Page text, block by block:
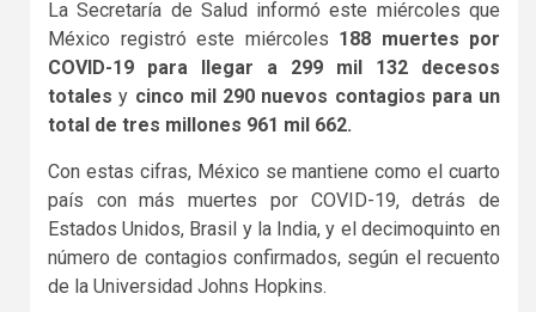
La Secretaría de Salud informó este miércoles que
México registró este miércoles 188 muertes por
COVID-19 para llegar a 299 mil 132 decesos
totales y cinco mil 290 nuevos contagios para un
total de tres millones 961 mil 662.
Con estas cifras, México se mantiene como el cuarto
país con más muertes por COVID-19, detrás de
Estados Unidos, Brasil y la India, y el decimoquinto en
número de contagios confirmados, según el recuento
de la Universidad Johns Hopkins.